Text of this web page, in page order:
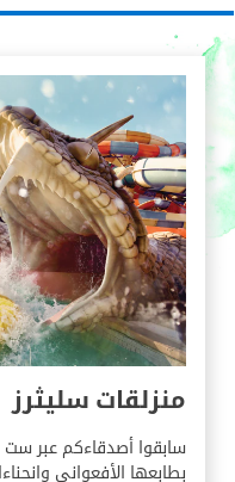
منزلقات سليثرز
سابقوا أصدقاءكم عبر ست
بطابعها الأفعواني